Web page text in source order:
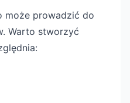
może prowadzić do
Warto stworzyć